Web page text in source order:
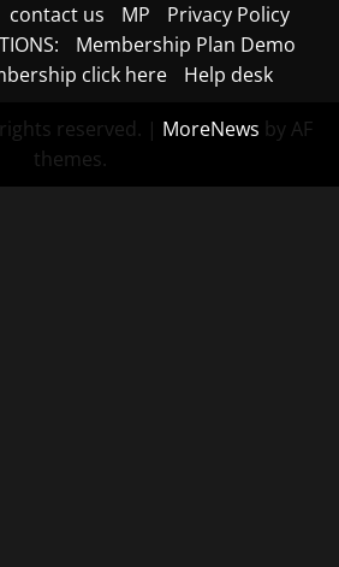
contact us MP
Privacy Policy
Membership Plan Demo
click here Help desk
reserved. | MoreNews by AF
themes.